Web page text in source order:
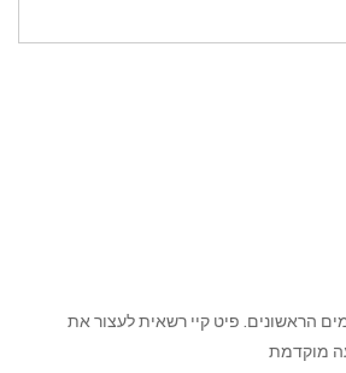
ל 10 הנרשמים הראשונים. פיט קיי רשאית לעצור את
מוקדמת